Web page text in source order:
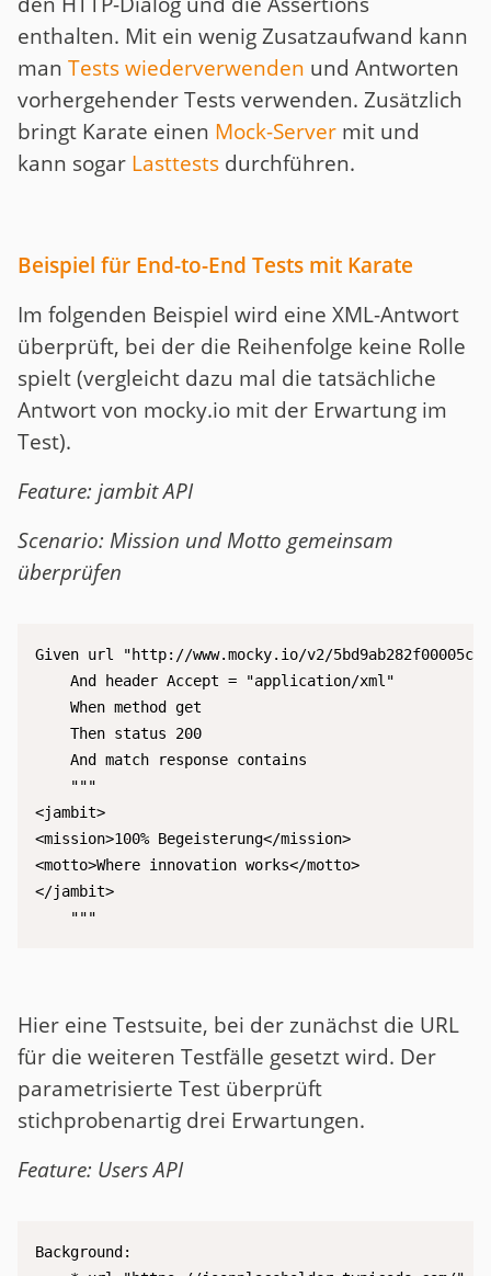
enthalten. Mit ein wenig Zusatzaufwand kann
man Tests wiederverwenden und Antworten
vorhergehender Tests verwenden. Zusätzlich
bringt Karate einen Mock-Server mit und
kann sogar Lasttests durchführen.
Beispiel für End-to-End Tests mit Karate
Im folgenden Beispiel wird eine XML-Antwort
überprüft, bei der die Reihenfolge keine Rolle
spielt (vergleicht dazu mal die tatsächliche
Antwort von mocky.io mit der Erwartung im
Test).
Feature: jambit API
Scenario: Mission und Motto gemeinsam
überprüfen
Given url "http://www.mocky.io/v2/
    And header Accept = "application/xml"
    When method get
    Then status 200
    And match response contains
    """
<jambit>
<mission>100% Begeisterung</mission>
<motto>Where innovation works</motto>
</jambit>
    """
Hier eine Testsuite, bei der zunächst die URL
für die weiteren Testfälle gesetzt wird. Der
parametrisierte Test überprüft
stichprobenartig drei Erwartungen.
Feature: Users API
Background: